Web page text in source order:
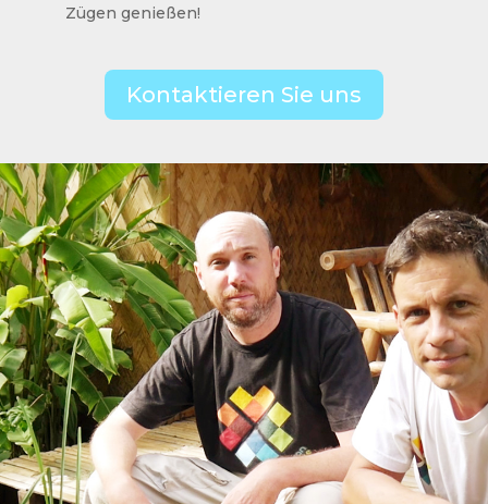
Zügen genießen!
Kontaktieren Sie uns